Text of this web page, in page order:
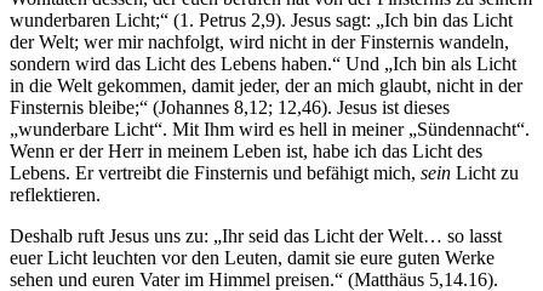
wunderbaren Licht;“ (1. Petrus 2,9). Jesus sagt: „Ich bin das Licht
der Welt; wer mir nachfolgt, wird nicht in der Finsternis wandeln,
sondern wird das Licht des Lebens haben.“ Und „Ich bin als Licht
in die Welt gekommen, damit jeder, der an mich glaubt, nicht in der
Finsternis bleibe;“ (Johannes 8,12; 12,46). Jesus ist dieses
„wunderbare Licht“. Mit Ihm wird es hell in meiner „Sündennacht“.
Wenn er der Herr in meinem Leben ist, habe ich das Licht des
Lebens. Er vertreibt die Finsternis und befähigt mich, sein Licht zu
reflektieren.
Deshalb ruft Jesus uns zu: „Ihr seid das Licht der Welt… so lasst
euer Licht leuchten vor den Leuten, damit sie eure guten Werke
sehen und euren Vater im Himmel preisen.“ (Matthäus 5,14.16).